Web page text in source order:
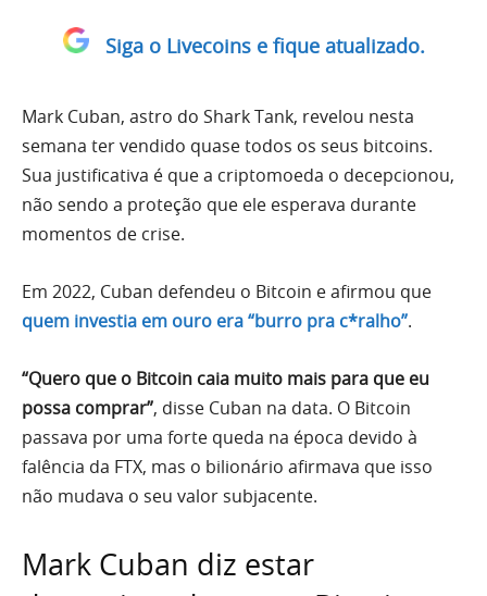
Siga o Livecoins e fique atualizado.
Mark Cuban, astro do Shark Tank, revelou nesta
semana ter vendido quase todos os seus bitcoins.
Sua justificativa é que a criptomoeda o decepcionou,
não sendo a proteção que ele esperava durante
momentos de crise.
Em 2022, Cuban defendeu o Bitcoin e afirmou que
quem investia em ouro era “burro pra c*ralho”.
“Quero que o Bitcoin caia muito mais para que eu
possa comprar”, disse Cuban na data. O Bitcoin
passava por uma forte queda na época devido à
falência da FTX, mas o bilionário afirmava que isso
não mudava o seu valor subjacente.
Mark Cuban diz estar